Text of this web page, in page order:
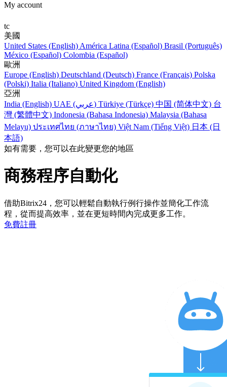
My account
tc
美國
United States (English) América Latina (Español) Brasil (Português)
México (Español) Colombia (Español)
歐洲
Europe (English) Deutschland (Deutsch) France (Français) Polska
(Polski) Italia (Italiano) United Kingdom (English)
亞洲
India (English)
UAE (عربي) Türkiye (Türkçe) 中国 (简体中文) 台
灣 (繁體中文) Indonesia (Bahasa Indonesia) Malaysia (Bahasa
Melayu) ประเทศไทย (ภาษาไทย) Việt Nam (Tiếng Việt) 日本 (日
本語)
如有需要，您可以在此變更您的地區
商務程序自動化
借助Bitrix24，您可以輕鬆自動執行例行操作並簡化工作流
程，從而提高效率，並在更短時間內完成更多工作。
免費註冊